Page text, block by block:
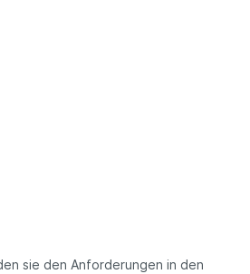
sie den Anforderungen in den